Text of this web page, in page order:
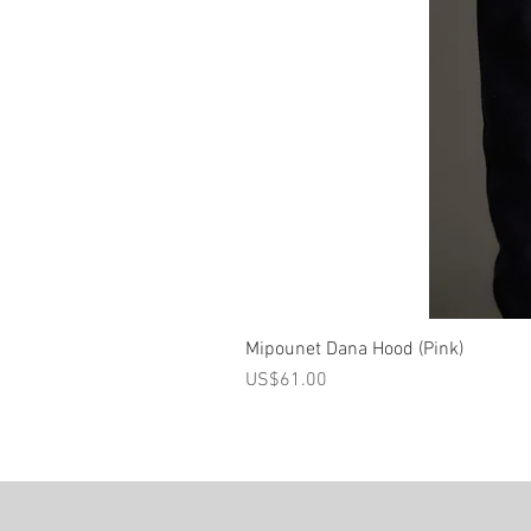
Mipounet Dana Hood (Pink)
가격
US$61.00